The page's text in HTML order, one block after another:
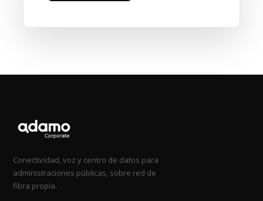
Conectividad, voz y centro de datos para
administraciones públicas, sobre red de
fibra propia.